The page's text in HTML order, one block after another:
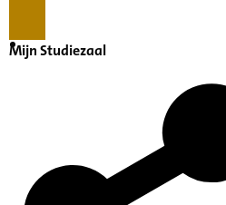
Inventaris
Mijn Studiezaal